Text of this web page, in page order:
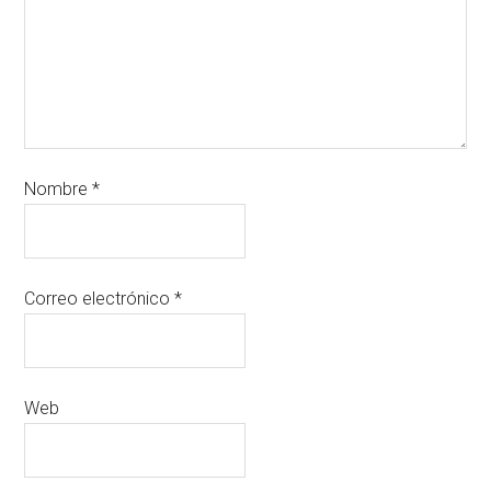
Nombre*
Correo electrónico*
Web